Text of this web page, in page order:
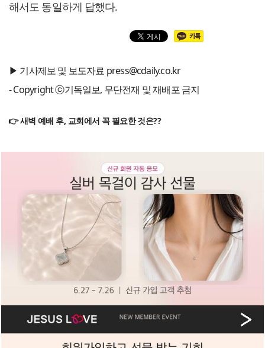
해서도 동일하게 답했다.
▶ 기사제보 및 보도자료 press@cdaily.co.kr
- Copyright ⓒ기독일보, 무단전재 및 재배포 금지
👉 새벽 예배 후, 교회에서 꼭 필요한 것은??